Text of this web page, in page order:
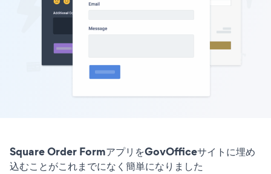
Square Order FormアプリをGovOfficeサイトに埋め
込むことがこれまでになく簡単になりました